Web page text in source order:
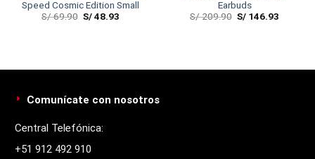
Speed Cosmic Edition Small
S/69.90 S/48.93
Earbuds
S/209.90 S/ 146.93
Comunícate con nosotros
Central Telefónica:
+51 912 492 910